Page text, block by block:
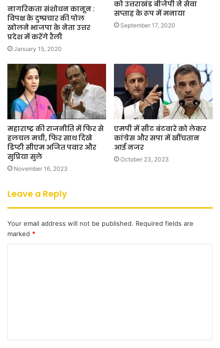
नागरिकता संशोधन कानून :
विपक्ष के दुष्प्रचार की पोल
खोलने भाजपा के नेता उत्तर
प्रदेश में करेंगे रैली
January 15, 2020
को उत्तराखंड बीजेपी ने सेवा
सप्ताह के रूप में मनाया
September 17, 2020
महाराष्ट्र की राजनीति में फिर से
हलचल मची, फिर साथ दिखे
डिप्टी सीएम अजित पवार और
सुप्रिया सुले
November 16, 2023
एमपी में सीट बंटवारे को लेकर
कांग्रेस और सपा में खींचतान
आई नजर
October 23, 2023
Leave a Reply
Your email address will not be published. Required fields are
marked *
t